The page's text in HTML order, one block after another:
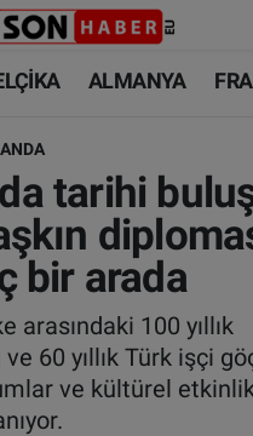
ALMANYA
tarihi
bir arada
arasındaki 100 yıllık
60 yıllık Türk işçi
ve kültürel
Durumu ve Fikstür